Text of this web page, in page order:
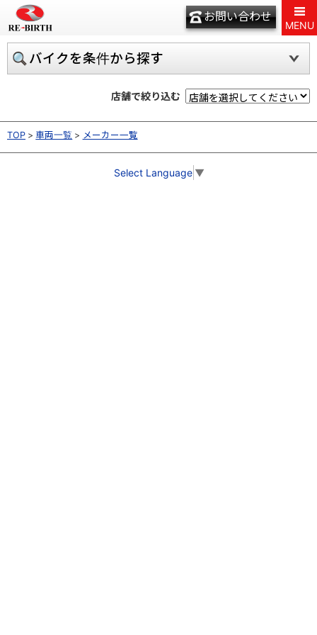
お問い合わせ
MENU
バイクを条件から探す
店舗で絞り込む
TOP 車両一覧 メーカー一覧
Select Language ▼